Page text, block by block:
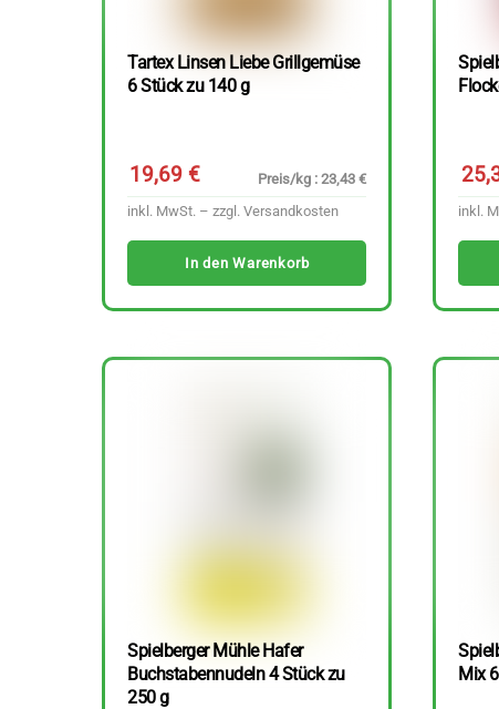
Tartex Linsen Liebe Grillgemüse
6 Stück zu 140 g
19,69€
Preis/kg : 23,43 €
inkl. MwSt. – zzgl. Versandkosten
In den Warenkorb
inkl.
Spielberger Mühle Hafer
Buchstabennudeln 4 Stück zu
250 g
Mix